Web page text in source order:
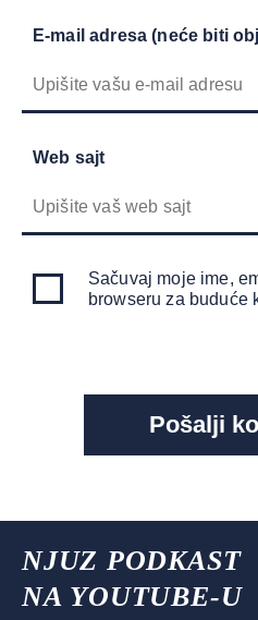
E-mail adresa (neće biti
Web sajt
Sačuvaj moje ime,
browseru za buduće
NJUZ PODKAST
NA YOUTUBE-U